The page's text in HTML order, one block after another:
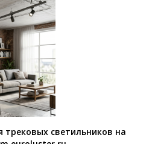
светильников на